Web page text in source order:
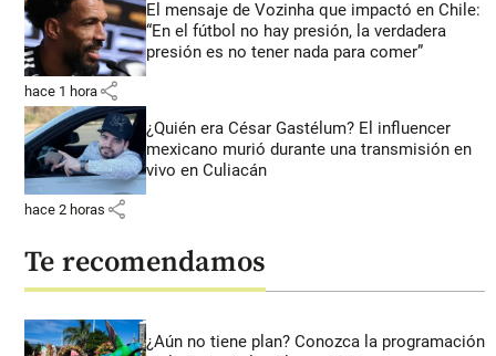
El mensaje de Vozinha que impactó en Chile:
“En el fútbol no hay presión, la verdadera
presión es no tener nada para comer”
hace 1 hora share
¿Quién era César Gastélum? El influencer
mexicano murió durante una transmisión en
vivo en Culiacán
hace 2 horas share
Te recomendamos
¿Aún no tiene plan? Conozca la programación